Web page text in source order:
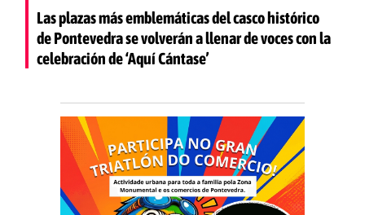
Las plazas más emblemáticas del casco histórico
de Pontevedra se volverán a llenar de voces con la
celebración de ‘Aquí Cántase’